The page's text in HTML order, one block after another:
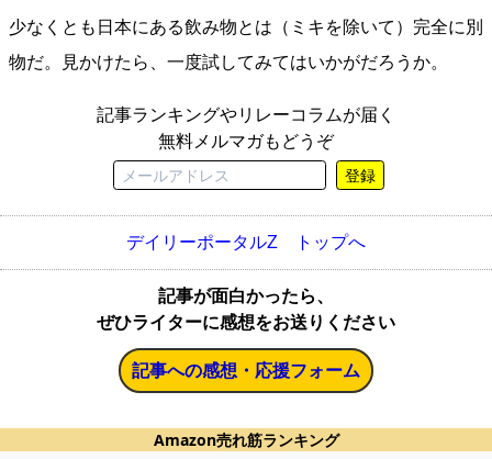
少なくとも日本にある飲み物とは（ミキを除いて）完全に別
物だ。見かけたら、一度試してみてはいかがだろうか。
記事ランキングやリレーコラムが届く
無料メルマガもどうぞ
登録
デイリーポータルZ トップへ
記事が面白かったら、
ぜひライターに感想をお送りください
記事への感想・応援フォーム
Amazon売れ筋ランキング